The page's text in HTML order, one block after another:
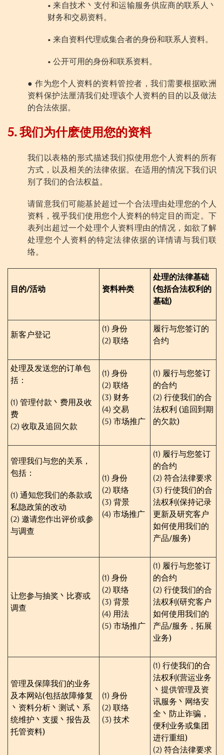
• 来自技术丶支付和运输服务供应商的联系人丶
财务和交易资料。
• 来自资料代理或集合者的身份和联系人资料。
• 公开可用的身份和联系资料。
● 作为您个人资料的资料管控者，我们需要根据欧洲
资料保护法厘清我们处理该个人资料的目的以及做法
的合法依据。
5. 我们为什麽使用您的资料
我们以表格的形式描述我们拟使用您个人资料的所有
方式，以及相关的法律依据。在适用的情况下我们识
别了我们的合法权益。
请留意我们可能基於超过一个合法理由处理您的个人
资料，视乎我们使用您个人资料的特定目的而定。下
表列出超过一个处理个人资料理由的情况，如欲了解
处理您个人资料的特定法律依据的详情请与我们联
络。
目的/活动 资料种类
处理的法律基础
(包括合法权利的
基础)
新客户登记
(1) 身份
(2) 联络
履行与您签订的
合约
处理及发送您的订单包
括：
(1) 管理付款丶费用及收
费
(2) 收取及追回欠款
(1) 身份
(2) 联络
(3) 财务
(4) 交易
(5) 市场推广
(1) 履行与您签订
的合约
(2) 行使我们的合
法权利 (追回到期
的欠款)
管理我们与您的关系，
包括：
(1) 通知您我们的条款或
私隐政策的改动
(2) 邀请您作出评价或参
与调查
(1) 身份
(2) 联络
(3) 背景
(4) 市场推广
(1) 履行与您签订
的合约
(2) 符合法律要求
(3) 行使我们的合
法权利 (保持记录
更新及研究客户
如何使用我们的
产品/服务)
让您参与抽奖丶比赛或
调查
(1) 身份
(2) 联络
(3) 背景
(4) 用法
(5) 市场推广
(1) 履行与您签订
的合约
(2) 行使我们的合
法权利 (研究客户
如何使用我们的
产品/服务，拓展
业务)
管理及保障我们的业务
及本网站(包括故障修复
丶资料分析丶测试丶系
统维护丶支援丶报告及
托管资料)
(1) 身份
(2) 联络
(3) 技术
(1) 行使我们的合
法权利 (营运业务
丶提供管理及资
讯服务丶网络安
全丶防止诈骗，
便利业务或集团
进行重组 )
(2) 符合法律要求